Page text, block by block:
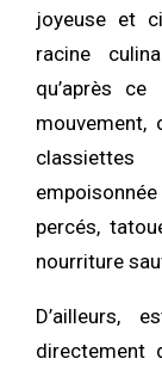
joyeuse et
racine
qu’après
mouvement,
percés,
nourriture
D’ailleurs,
directement